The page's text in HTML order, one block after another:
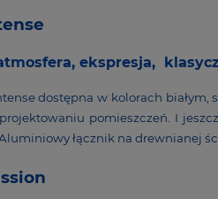
ekspresja,
dostępna w kolo­rach
pomiesz­czeń. I
łącznik na drew­nianej